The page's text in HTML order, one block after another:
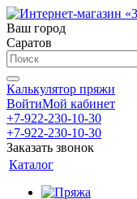
Ваш город
Саратов
Калькулятор пряжи
ВойтиМой кабинет
+7-922-230-10-30
+7-922-230-10-30
Заказать звонок
Каталог